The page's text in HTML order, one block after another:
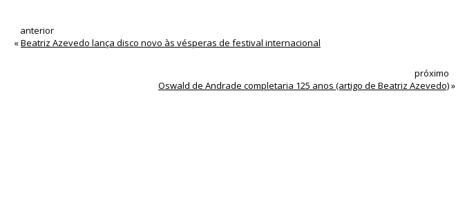
anterior
«Beatriz Azevedo lança disco novo às vésperas de festival internacional
próximo
Oswald de Andrade completaria 125 anos (artigo de Beatriz Azevedo)»